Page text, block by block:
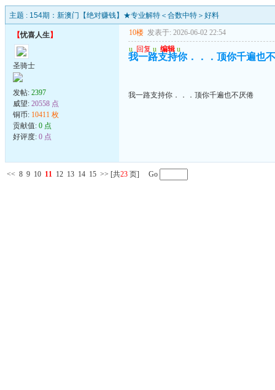
主题 : 154期：新澳门【绝对赚钱】★专业解特＜合数中特＞好料
【忧喜人生】
圣骑士
发帖: 2397
威望: 20558 点
铜币: 10411 枚
贡献值: 0 点
好评度: 0 点
10楼 发表于: 2026-06-02 22:54
u 回复 u 编辑 u
我一路支持你．．．顶你千遍也
我一路支持你．．．顶你千遍也不厌倦
<< 8 9 10 11 12 13 14 15 >> [共23 页] Go